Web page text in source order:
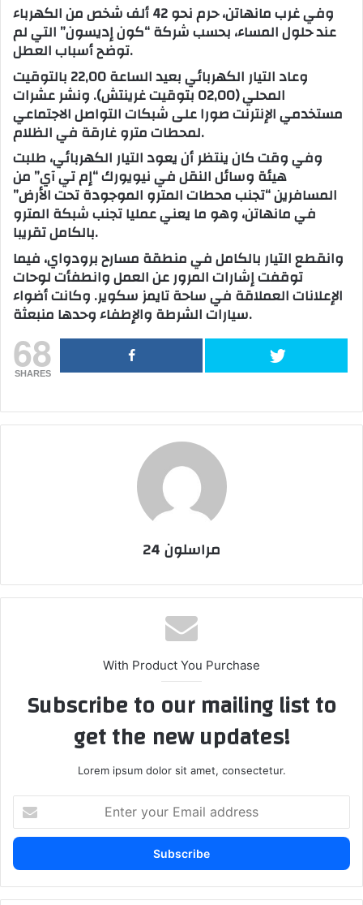
وفي غرب مانهاتن، حرم نحو 42 ألف شخص من الكهرباء
عند حلول المساء، بحسب شركة “كون إديسون” التي لم
توضح أسباب العطل.
وعاد التيار الكهربائي بعيد الساعة 22,00 بالتوقيت
المحلي (02,00 بتوقيت غرينتش). ونشر عشرات
مستخدمي الإنترنت صورا على شبكات التواصل الاجتماعي
لمحطات مترو غارقة في الظلام.
وفي وقت كان ينتظر أن يعود التيار الكهربائي، طلبت
هيئة وسائل النقل في نيويورك “إم تي آي” من
المسافرين “تجنب محطات المترو الموجودة تحت الأرض”
في مانهاتن، وهو ما يعني عمليا تجنب شبكة المترو
بالكامل تقريبا.
وانقطع التيار بالكامل في منطقة مسارح برودواي، فيما
توقفت إشارات المرور عن العمل وانطفأت لوحات
الإعلانات العملاقة في ساحة تايمز سكوير. وكانت أضواء
سيارات الشرطة والإطفاء وحدها منبعثة.
68
SHARES
مراسلون 24
With Product You Purchase
Subscribe to our mailing list to
get the new updates!
Lorem ipsum dolor sit amet, consectetur.
your
Email